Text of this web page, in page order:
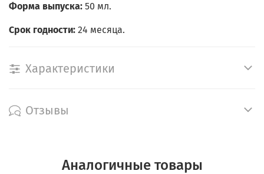
Форма выпуска: 50 мл.
Срок годности: 24 месяца.
Характеристики
Отзывы
Аналогичные товары